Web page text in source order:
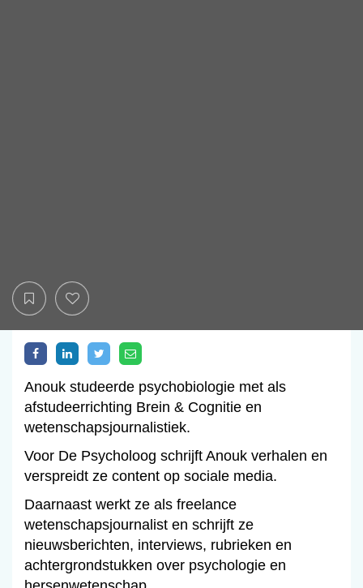
Anouk studeerde psychobiologie met als
afstudeerrichting Brein & Cognitie en
wetenschapsjournalistiek.
Voor De Psycholoog schrijft Anouk verhalen en
verspreidt ze content op sociale media.
Daarnaast werkt ze als freelance
wetenschapsjournalist en schrijft ze
nieuwsberichten, interviews, rubrieken en
achtergrondstukken over psychologie en